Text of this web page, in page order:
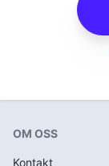
OM OSS
Kontakt